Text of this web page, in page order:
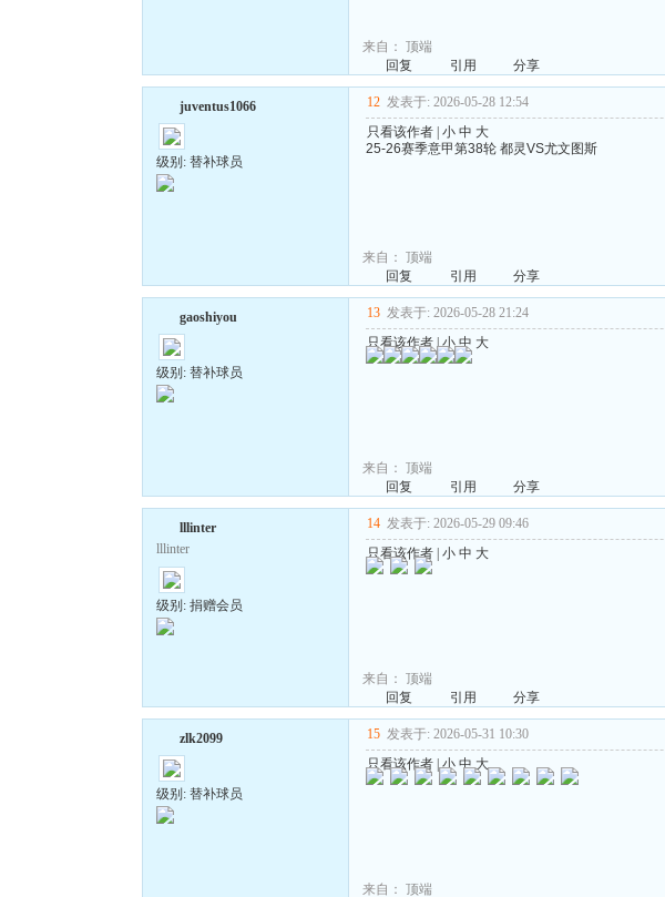
来自： 顶端
回复
引用 分享
juventus1066
级别: 替补球员
12 发表于: 2026-05-28 12:54
只看该作者| 小 中 大
25-26赛季意甲第38轮 都灵VS尤文图斯
来自： 顶端
回复
引用 分享
gaoshiyou
级别: 替补球员
13 发表于: 2026-05-28 21:24
只看该作者|小 中 大
来自： 顶端
回复
引用 分享
lllinter
lllinter
级别: 捐赠会员
14 发表于: 2026-05-29 09:46
只看该作者| 小 中 大
来自： 顶端
回复
引用 分享
zlk2099
级别: 替补球员
15 发表于: 2026-05-31 10:30
只看该作者|小 中 大
来自： 顶端